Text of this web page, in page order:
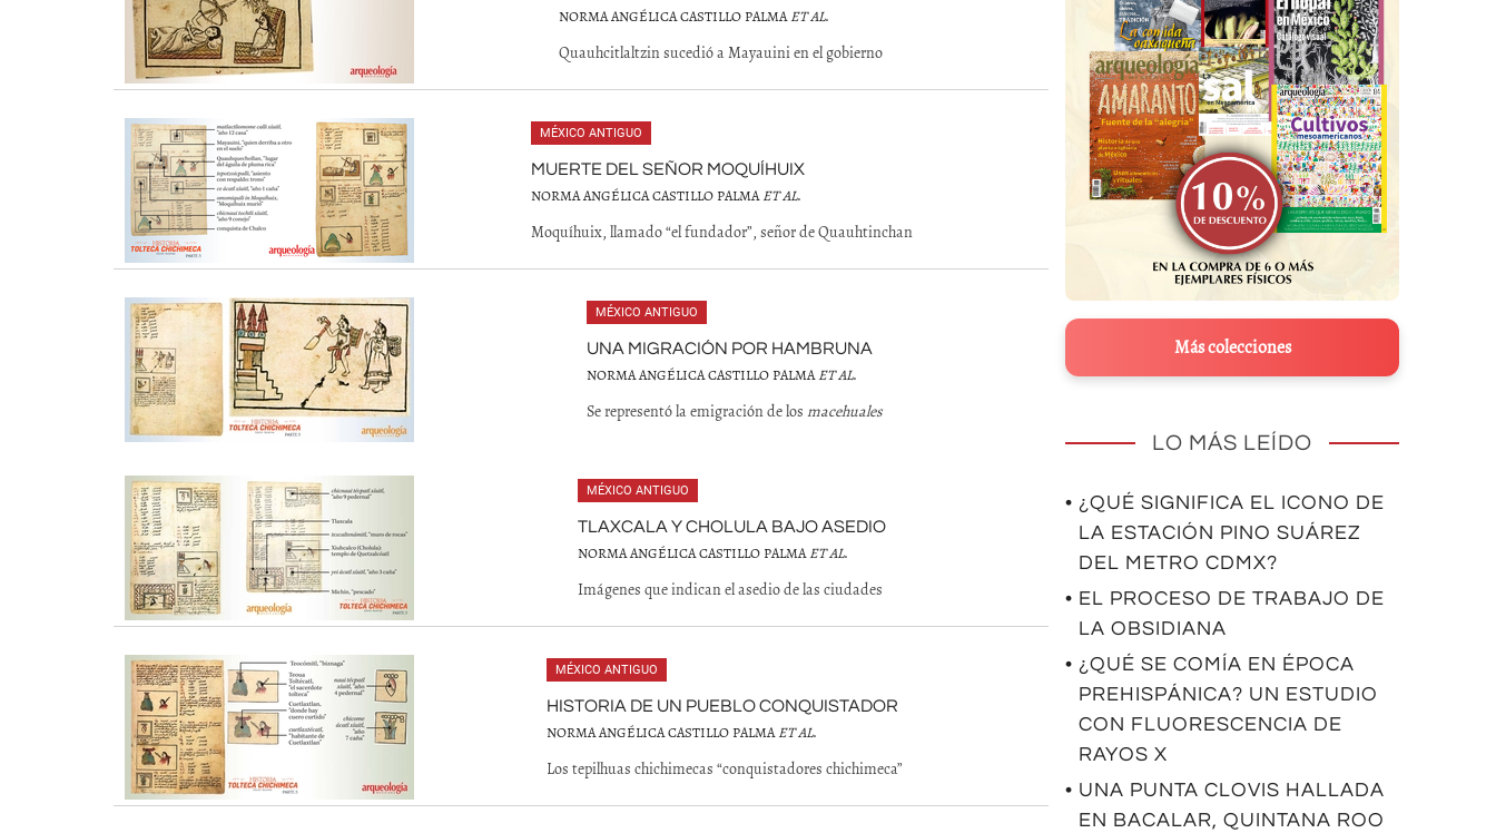
NORMA ANGÉLICA CASTILLO PALMAET AL.
Quauhcitlaltzin sucedió a Mayauini en el gobierno
MÉXICO ANTIGUO
MUERTE DEL SEÑOR MOQUÍHUIX
NORMA ANGÉLICA CASTILLO PALMAET AL.
Moquíhuix, llamado “el fundador”, señor de Quauhtinchan
MÉXICO ANTIGUO
UNA MIGRACIÓN POR HAMBRUNA
NORMA ANGÉLICA CASTILLO PALMAET AL.
Se representó la emigración de los macehuales
MÉXICO ANTIGUO
TLAXCALA Y CHOLULA BAJO ASEDIO
NORMA ANGÉLICA CASTILLO PALMAET AL.
Imágenes que indican el asedio de las ciudades
MÉXICO ANTIGUO
HISTORIA DE UN PUEBLO CONQUISTADOR
NORMA ANGÉLICA CASTILLO PALMAET AL.
Los tepilhuas chichimecas “conquistadores chichimeca”
Más colecciones
LO MÁS LEÍDO
• ¿QUÉ SIGNIFICA EL ICONO DE
LA ESTACIÓN PINO SUÁREZ
DEL METRO CDMX?
• EL PROCESO DE TRABAJO DE
LA OBSIDIANA
• ¿QUÉ SE COMÍA EN ÉPOCA
PREHISPÁNICA? UN ESTUDIO
CON FLUORESCENCIA DE
RAYOS X
• UNA PUNTA CLOVIS HALLADA
EN BACALAR, QUINTANA ROO